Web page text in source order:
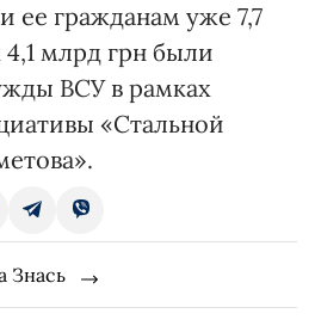
ее гражданам уже 7,7
млрд грн были
ВСУ в рамках
«Стальной
Знась